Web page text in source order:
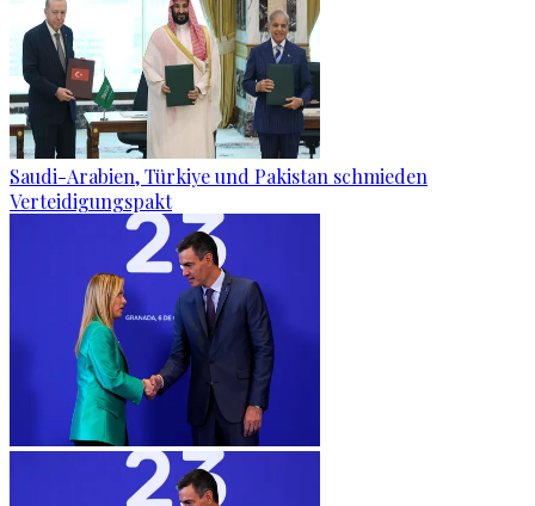
Saudi-Arabien, Türkiye und Pakistan schmieden
Verteidigungspakt